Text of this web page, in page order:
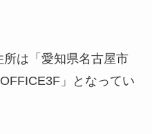
は「愛知県名古屋市
」となってい